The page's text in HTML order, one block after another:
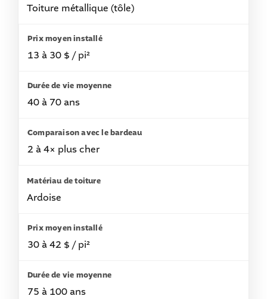
Toiture métallique (tôle)
13 à 30 $ / pi²
40 à 70 ans
2 à 4× plus cher
Ardoise
30 à 42 $ / pi²
75 à 100 ans